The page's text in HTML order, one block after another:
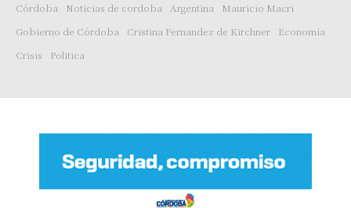
Córdoba Noticias de cordoba Argentina
Mauricio Macri
Gobierno de Córdoba
Cristina Fernandez de Kirchner
Economía
Crisis
Politica